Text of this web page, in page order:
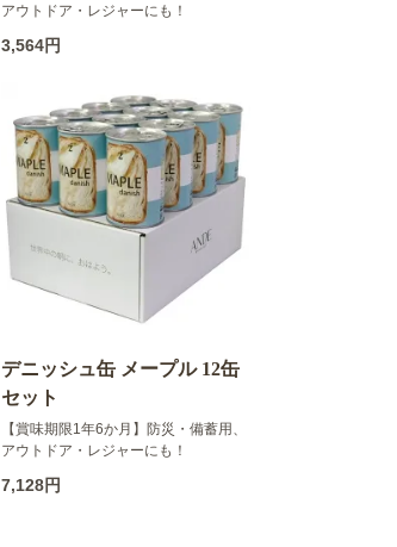
アウトドア・レジャーにも！
3,564円
デニッシュ缶 メープル 12缶
セット
【賞味期限1年6か月】防災・備蓄用、
アウトドア・レジャーにも！
7,128円